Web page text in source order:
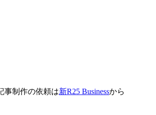
事制作の依頼は新R25 Businessから